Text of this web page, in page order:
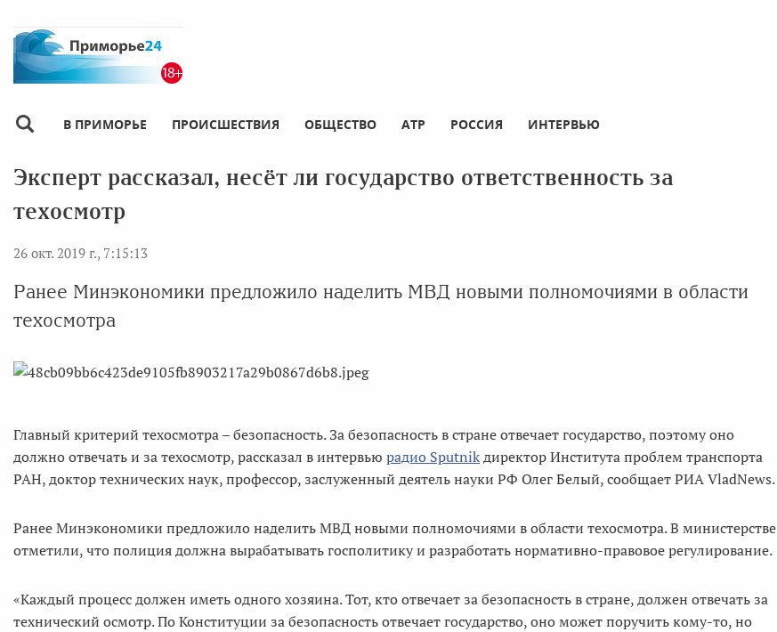
В ПРИМОРЬЕ ПРОИСШЕСТВИЯ ОБЩЕСТВО АТР РОССИЯ ИНТЕРВЬЮ
Эксперт рассказал, несёт ли государство ответственность за
техосмотр
26 окт. 2019 г., 7:15:13
Ранее Минэкономики предложило наделить МВД новыми полномочиями в области
техосмотра
Главный критерий техосмотра – безопасность. За безопасность в стране отвечает государство, поэтому оно
должно отвечать и за техосмотр, рассказал в интервью радио Sputnikдиректор Института проблем транспорта
РАН, доктор технических наук, профессор, заслуженный деятель науки РФ Олег Белый, сообщает РИА VladNews.
Ранее Минэкономики предложило наделить МВД новыми полномочиями в области техосмотра. В министерстве
отметили, что полиция должна вырабатывать госполитику и разработать нормативно-правовое регулирование.
«Каждый процесс должен иметь одного хозяина. Тот, кто отвечает за безопасность в стране, должен отвечать за
технический осмотр. По Конституции за безопасность отвечает государство, оно может поручить кому-то, но